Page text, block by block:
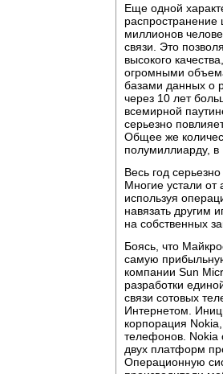
Еще одной
миллионов
связи. Это
высокого
огромными
базами данных о
через 10 лет
всемирной
серьезно
Общее же
полумиллиарду,
Весь год
Многие устали от
используя
навязать другим
на собственных
Боясь, что
самую
компании Sun
разработки
связи сотовых
Интернетом.
корпорация
телефонов. Nokia
двух платформ
Операционную